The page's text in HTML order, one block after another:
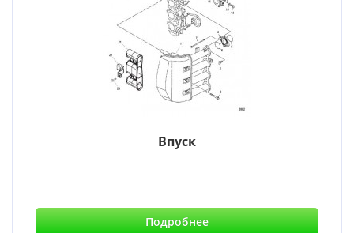
Впуск
Подробнее